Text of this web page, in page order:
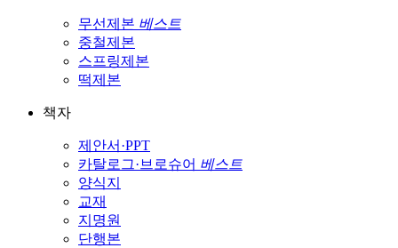
무선제본 베스트
중철제본
스프링제본
떡제본
책자
제안서·PPT
카탈로그·브로슈어 베스트
양식지
교재
지명원
단행본